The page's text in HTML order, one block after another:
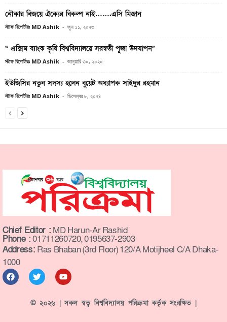
নৌকার বিজয়ে ঐক্যের বিকল্প নাই…….এসি মিজান
স্টাফ রিপোর্টারঃ MD Ashik - জুন ১১, ২০২৩
“ এক্সিম ব্যাংক কৃষি বিশ্ববিদ্যালয়ে সরস্বতী পূজা উদযাপন”
স্টাফ রিপোর্টারঃ MD Ashik - জানুয়ারি ৩০, ২০২০
ইউজিসির নতুন সদস্য হলেন বুয়েট অধ্যাপক সাইদুর রহমান
স্টাফ রিপোর্টারঃ MD Ashik - ডিসেম্বর ৮, ২০২৪
Chief Editor : MD Harun-Ar Rashid
Phone :01711260720, 0195637-2903
Address: Ras Bhaban (3rd Floor) 120/A Motijheel C/A Dhaka-
1000
© ২০২৬ | সকল স্বত্ব বিশ্ববিদ্যালয় পরিক্রমা কর্তৃক সংরক্ষিত |